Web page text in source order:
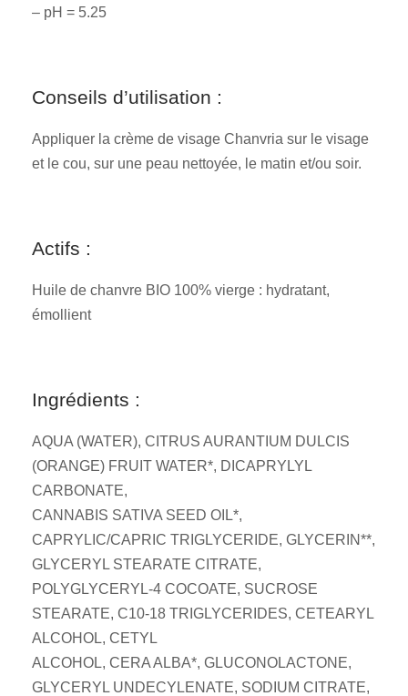
– pH = 5.25
Conseils d’utilisation :
Appliquer la crème de visage Chanvria sur le visage
et le cou, sur une peau nettoyée, le matin et/ou soir.
Actifs :
Huile de chanvre BIO 100% vierge : hydratant,
émollient
Ingrédients :
AQUA (WATER), CITRUS AURANTIUM DULCIS
(ORANGE) FRUIT WATER*, DICAPRYLYL
CARBONATE,
CANNABIS SATIVA SEED OIL*,
CAPRYLIC/CAPRIC TRIGLYCERIDE, GLYCERIN**,
GLYCERYL STEARATE CITRATE,
POLYGLYCERYL-4 COCOATE, SUCROSE
STEARATE, C10-18 TRIGLYCERIDES, CETEARYL
ALCOHOL, CETYL
ALCOHOL, CERA ALBA*, GLUCONOLACTONE,
GLYCERYL UNDECYLENATE, SODIUM CITRATE,